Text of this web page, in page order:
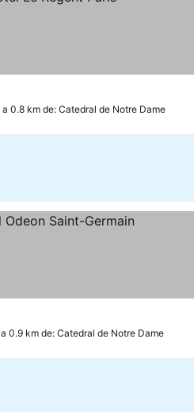
a 0.8 km de: Catedral de Notre Dame
a 0.9 km de: Catedral de Notre Dame